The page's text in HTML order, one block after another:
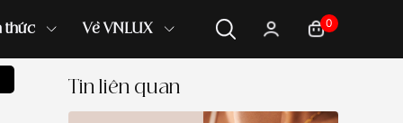
thức Về VNLUX 0
Tin liên quan